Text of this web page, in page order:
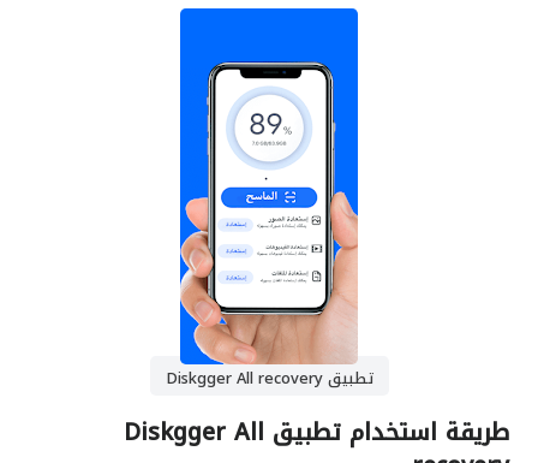
تطبيق Diskgger All recovery
طريقة استخدام تطبيق Diskgger All